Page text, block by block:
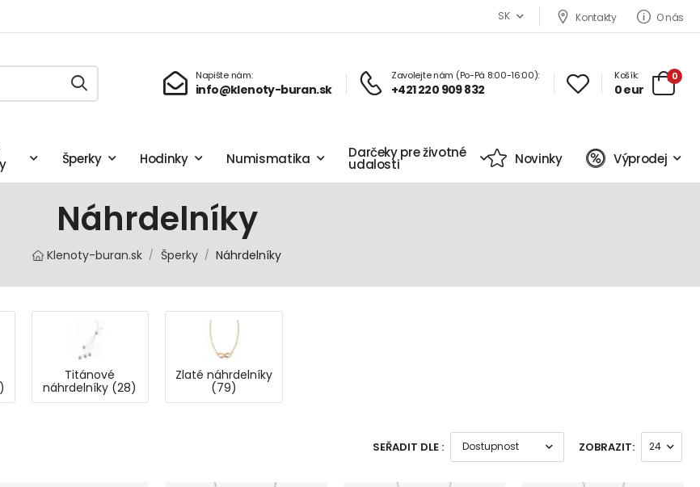
SK Kontakty O nás
Napište nám:
info@klenoty-buran.sk
Zavolejte nám (Po-Pá 8:00-16:00):
+421 220 909 832
Košík:
0 eur
0
Šperky Hodinky Numismatika Darčeky pre životné
udalosti Novinky Výprodej
Náhrdelníky
Klenoty-buran.sk / Šperky / Náhrdelníky
Titánové
náhrdelníky (28)
Zlaté náhrdelníky
(79)
SEŘADIT DLE : ZOBRAZIT: